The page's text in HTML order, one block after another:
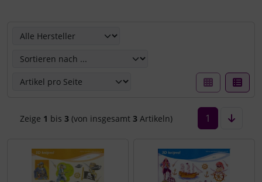
Zeige 1 bis 3(von insgesamt 3Artikeln) 1